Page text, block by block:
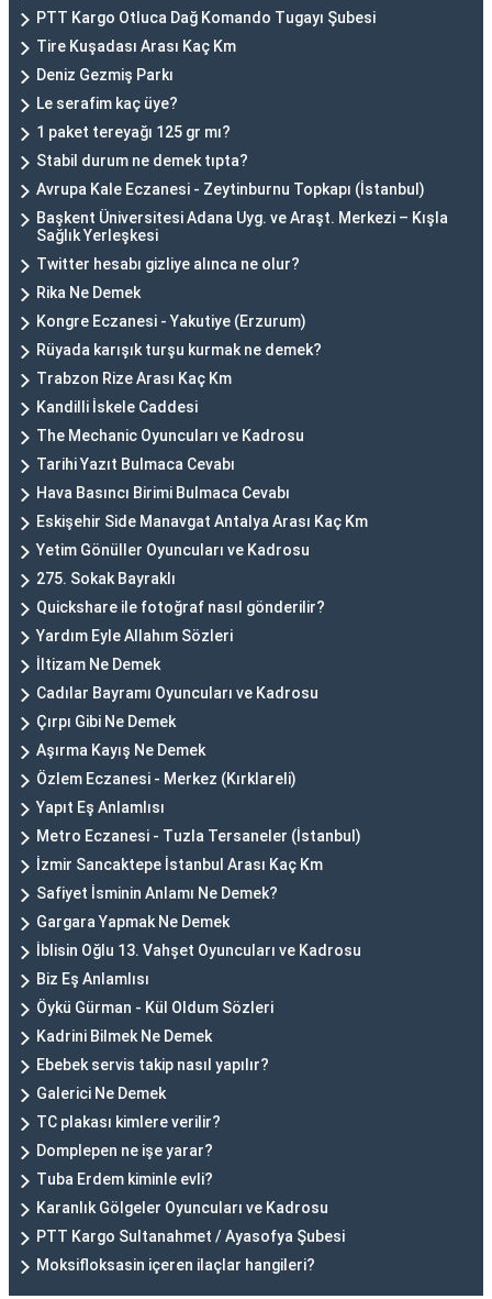
PTT Kargo Otluca Dağ Komando Tugayı Şubesi
Tire Kuşadası Arası Kaç Km
Deniz Gezmiş Parkı
Le serafim kaç üye?
1 paket tereyağı 125 gr mı?
Stabil durum ne demek tıpta?
Avrupa Kale Eczanesi - Zeytinburnu Topkapı (İstanbul)
Başkent Üniversitesi Adana Uyg. ve Araşt. Merkezi – Kışla
Sağlık Yerleşkesi
Twitter hesabı gizliye alınca ne olur?
Rika Ne Demek
Kongre Eczanesi - Yakutiye (Erzurum)
Rüyada karışık turşu kurmak ne demek?
Trabzon Rize Arası Kaç Km
Kandilli İskele Caddesi
The Mechanic Oyuncuları ve Kadrosu
Tarihi Yazıt Bulmaca Cevabı
Hava Basıncı Birimi Bulmaca Cevabı
Eskişehir Side Manavgat Antalya Arası Kaç Km
Yetim Gönüller Oyuncuları ve Kadrosu
275. Sokak Bayraklı
Quickshare ile fotoğraf nasıl gönderilir?
Yardım Eyle Allahım Sözleri
İltizam Ne Demek
Cadılar Bayramı Oyuncuları ve Kadrosu
Çırpı Gibi Ne Demek
Aşırma Kayış Ne Demek
Özlem Eczanesi - Merkez (Kırklareli)
Yapıt Eş Anlamlısı
Metro Eczanesi - Tuzla Tersaneler (İstanbul)
İzmir Sancaktepe İstanbul Arası Kaç Km
Safiyet İsminin Anlamı Ne Demek?
Gargara Yapmak Ne Demek
İblisin Oğlu 13. Vahşet Oyuncuları ve Kadrosu
Biz Eş Anlamlısı
Öykü Gürman - Kül Oldum Sözleri
Kadrini Bilmek Ne Demek
Ebebek servis takip nasıl yapılır?
Galerici Ne Demek
TC plakası kimlere verilir?
Domplepen ne işe yarar?
Tuba Erdem kiminle evli?
Karanlık Gölgeler Oyuncuları ve Kadrosu
PTT Kargo Sultanahmet / Ayasofya Şubesi
Moksifloksasin içeren ilaçlar hangileri?